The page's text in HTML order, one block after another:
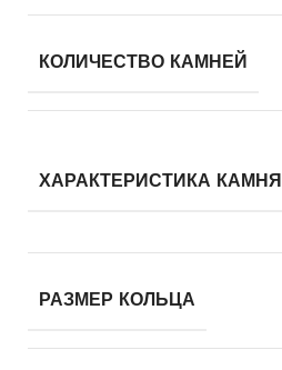
КОЛИЧЕСТВО КАМНЕЙ
ХАРАКТЕРИСТИКА КАМНЯ
РАЗМЕР КОЛЬЦА